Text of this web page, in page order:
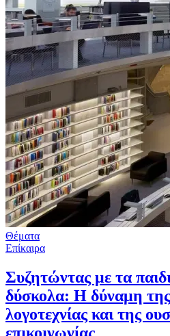
Θέματα
Επίκαιρα
Συζητώντας με τα
δύσκολα: Η δύναμη της
λογοτεχνίας και της